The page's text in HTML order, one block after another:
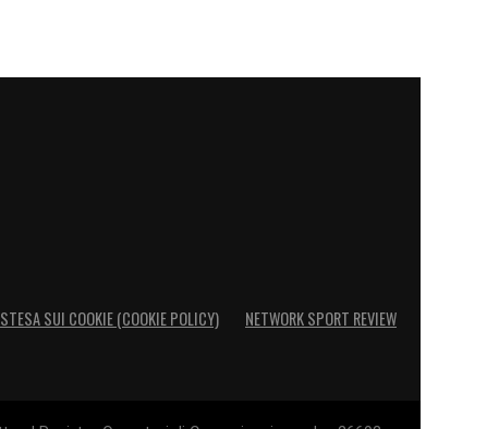
SUI COOKIE (COOKIE POLICY) NETWORK SPORT REVIEW